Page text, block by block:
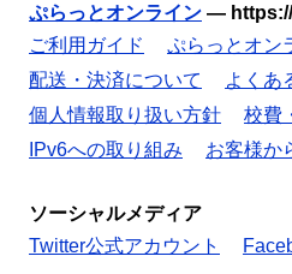
ぷらっとオンライン —
ご利用ガイド
ぷらっとオン
配送・決済について
よくあ
個人情報取り扱い方針
校費
IPv6への取り組み
お客様か
ソーシャルメディア
Twitter公式アカウント